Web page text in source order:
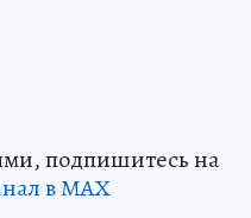
подпишитесь на
в МАХ